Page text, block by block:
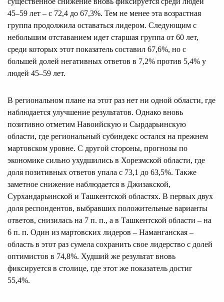
45–59 лет – с 72,4 до 67,3%. Тем не менее эта возрастная
группа продолжила оставаться лидером. Следующим с
небольшим отставанием идет старшая группа от 60 лет,
среди которых этот показатель составил 67,6%, но с
большей долей негативных ответов в 7,2% против 5,4% у
людей 45–59 лет.
В региональном плане на этот раз нет ни одной области, где
наблюдается улучшение результатов. Однако вновь
позитивно отметим Навоийскую и Сырдарьинскую
области, где региональный субиндекс остался на прежнем
мартовском уровне. С другой стороны, прогнозы по
экономике сильно ухудшились в Хорезмской области, где
доля позитивных ответов упала с 73,1 до 63,5%. Также
заметное снижение наблюдается в Джизакской,
Сурхандарьинской и Ташкентской областях. В первых двух
доля респондентов, выбравших положительные варианты
ответов, снизилась на 7 п. п., а в Ташкентской области – на
6 п. п. Один из мартовских лидеров – Наманганская –
область в этот раз сумела сохранить свое лидерство с долей
оптимистов в 74,8%. Худший же результат вновь
фиксируется в столице, где этот же показатель достиг
55,4%.